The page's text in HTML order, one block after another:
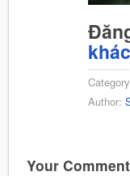
Author:
Your Comment